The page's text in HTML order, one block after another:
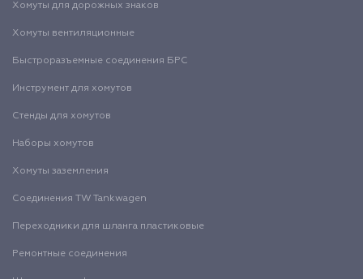
Хомуты для дорожных знаков
Хомуты вентиляционные
Быстроразъемные соединения БРС
Инструмент для хомутов
Стенды для хомутов
Наборы хомутов
Хомуты заземления
Соединения TW Tankwagen
Переходники для шланга пластиковые
Ремонтные соединения